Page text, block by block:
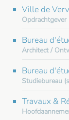
Ville de
Opdrachtgever
Bureau
Architect /
Bureau
Studiebureau
Travaux &